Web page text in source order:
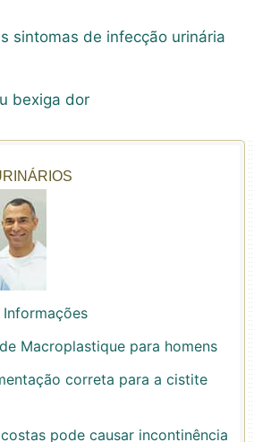
sintomas de infecção urinária
bexiga dor
Macroplastique para homens
correta para a cistite
pode causar incontinência